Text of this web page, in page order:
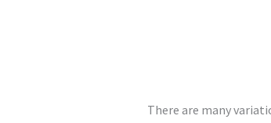
There are many